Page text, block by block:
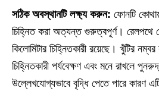
সঠিক অবস্থানটি লক্ষ্য করুন: ফোনটি
চিহ্নিত করা অত্যন্ত গুরুত্বপূর্ণ। রেলপথে
কিলোমিটার চিহ্নিতকারী রয়েছে। খুঁটির
চিহ্নিতকারী পর্যবেক্ষণ এবং মনে রাখলে
উল্লেখযোগ্যভাবে বৃদ্ধি পেতে পারে কারণ